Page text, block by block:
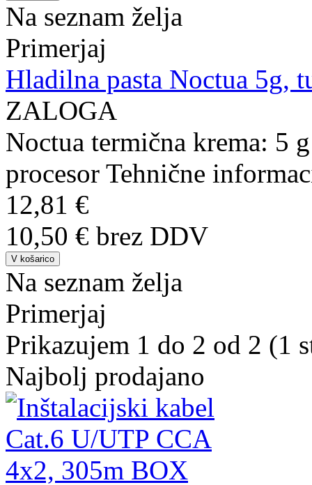
Na seznam želja
Primerjaj
Hladilna pasta Noctua 5g,
ZALOGA
Noctua termična krema: 5
procesor Tehnične
12,81 €
10,50 € brez DDV
Na seznam želja
Primerjaj
Prikazujem 1 do 2 od 2 (1
Najbolj prodajano